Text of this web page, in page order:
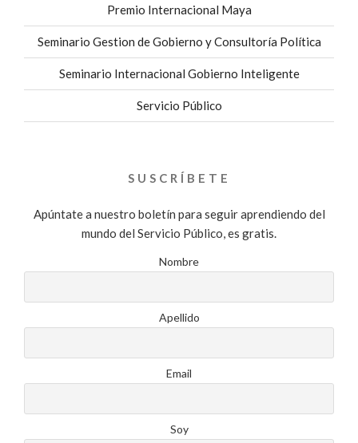
Premio Internacional Maya
Seminario Gestion de Gobierno y Consultoría Política
Seminario Internacional Gobierno Inteligente
Servicio Público
SUSCRÍBETE
Apúntate a nuestro boletín para seguir aprendiendo del
mundo del Servicio Público, es gratis.
Nombre
Apellido
Email
Soy